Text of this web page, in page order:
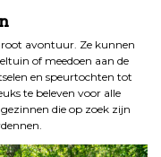
avontuur. Ze kunnen
of meedoen aan de
en speurtochten tot
te beleven voor alle
die op zoek zijn